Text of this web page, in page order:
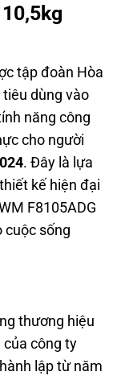
tập đoàn Hòa
dùng vào
năng công
cho người
. Đây là lựa
kế hiện đại
F8105ADG
cuộc sống
thương hiệu
của công ty
lập từ năm